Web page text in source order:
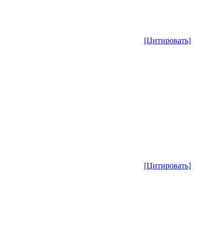
[Цитировать]
[Цитировать]